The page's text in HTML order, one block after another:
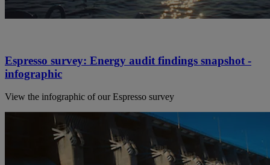
Espresso survey: Energy audit findings snapshot -
infographic
View the infographic of our Espresso survey